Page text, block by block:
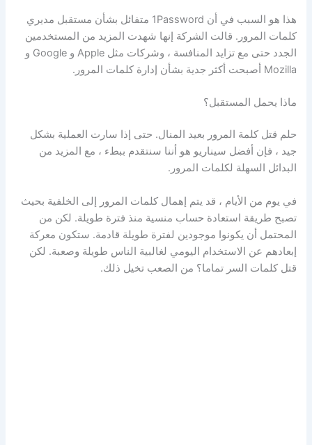
هذا هو السبب في أن 1Password متفائل بشأن مستقبل مديري
كلمات المرور. قالت الشركة إنها شهدت المزيد من المستخدمين
الجدد حتى مع تزايد المنافسة ، وشركات مثل Apple و Google و
Mozilla أصبحت أكثر جدية بشأن إدارة كلمات المرور.
ماذا يحمل المستقبل؟
حلم قتل كلمة المرور بعيد المنال. حتى إذا سارت العملية بشكل
جيد ، فإن أفضل سيناريو هو أننا سنتقدم ببطء ، مع المزيد من
البدائل السهلة لكلمات المرور.
في يوم من الأيام ، قد يتم إهمال كلمات المرور إلى الخلفية بحيث
تصبح طريقة استعادة حساب منسية منذ فترة طويلة. لكن من
المحتمل أن يكونوا موجودين لفترة طويلة قادمة. ستكون معركة
إبعادهم عن الاستخدام اليومي لغالبية الناس طويلة وصعبة. لكن
قتل كلمات السر تماما؟ من الصعب تخيل ذلك.